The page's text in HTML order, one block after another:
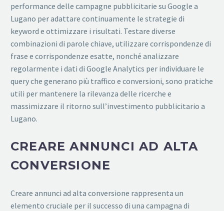
performance delle campagne pubblicitarie su Google a
Lugano per adattare continuamente le strategie di
keyword e ottimizzare i risultati. Testare diverse
combinazioni di parole chiave, utilizzare corrispondenze di
frase e corrispondenze esatte, nonché analizzare
regolarmente i dati di Google Analytics per individuare le
query che generano più traffico e conversioni, sono pratiche
utili per mantenere la rilevanza delle ricerche e
massimizzare il ritorno sull’investimento pubblicitario a
Lugano.
CREARE ANNUNCI AD ALTA
CONVERSIONE
Creare annunci ad alta conversione rappresenta un
elemento cruciale per il successo di una campagna di